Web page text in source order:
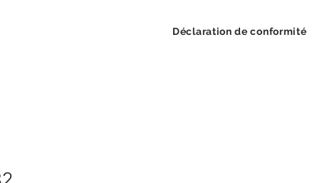
Déclaration de conformité